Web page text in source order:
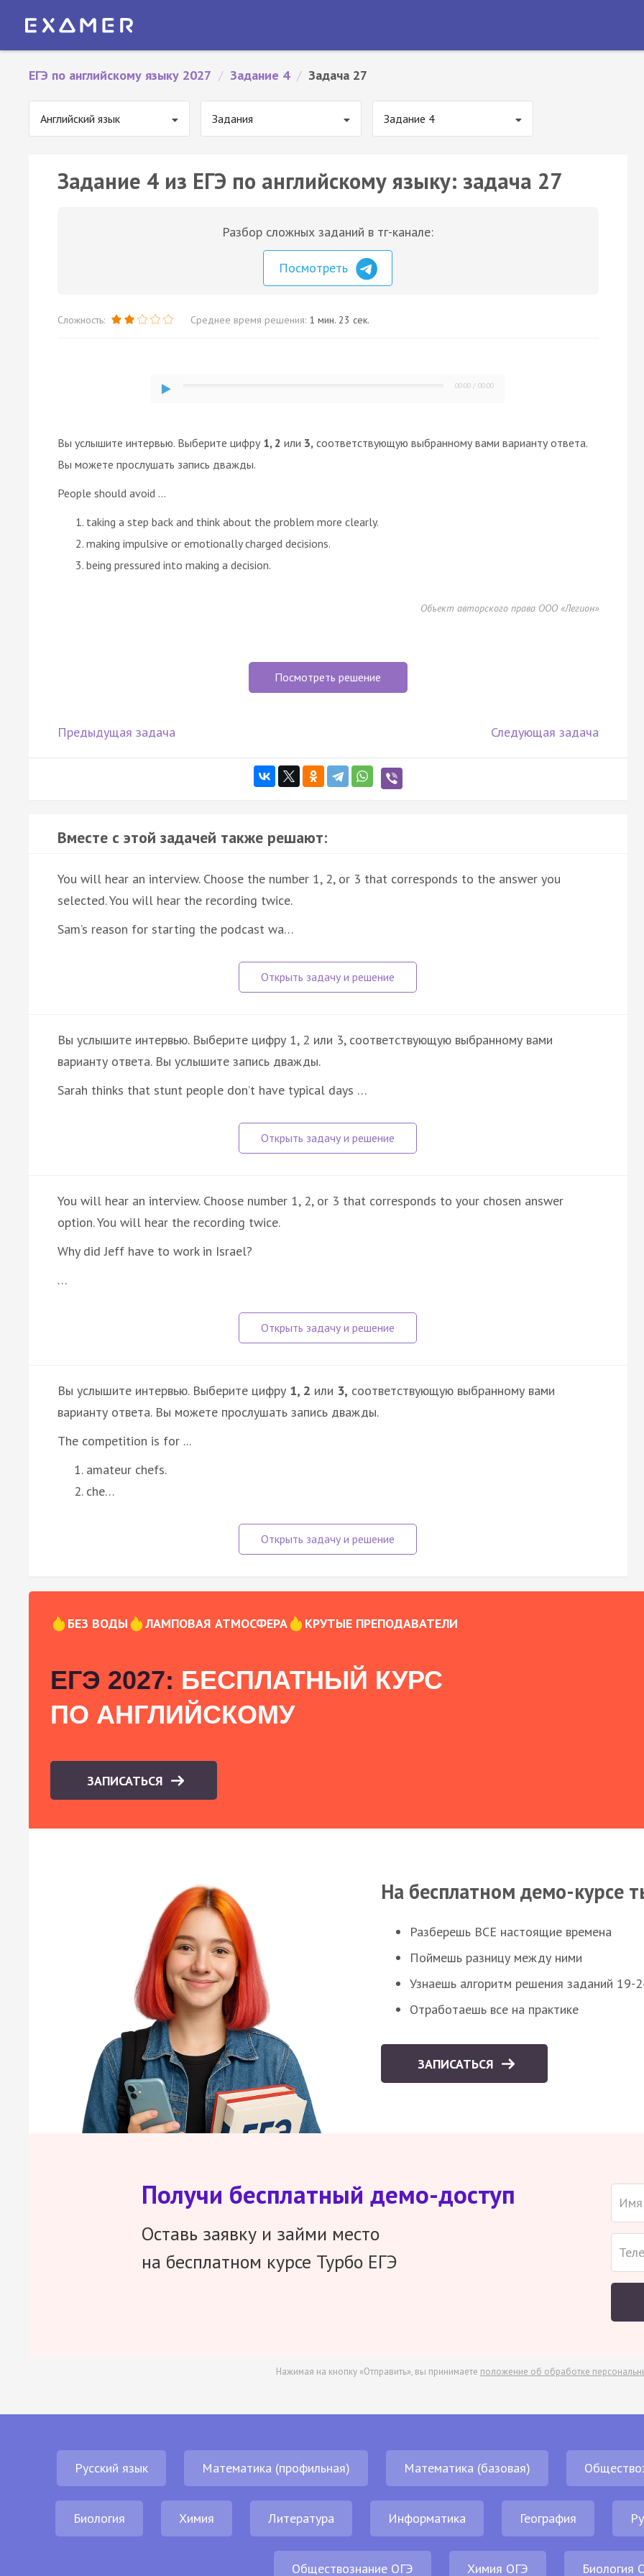
ЕГЭ по английскому языку 2027 / Задание 4 / Задача 27
Английский язык Задания Задание 4
Задание 4 из ЕГЭ по английскому языку: задача 27
Разбор сложных заданий в тг-канале:
Посмотреть
Сложность: Среднее время решения: 1 мин. 23 сек.
00:00 /00:00
Вы услышите интервью. Выберите цифру 1, 2 или 3, соответствующую выбранному вами варианту ответа.
Вы можете прослушать запись дважды.
People should avoid ...
taking a step back and think about the problem more clearly.
making impulsive or emotionally charged decisions.
being pressured into making a decision.
Объект авторского права ООО «Легион»
Посмотреть решение
Предыдущая задача Следующая задача
Вместе с этой задачей также решают:
You will hear an interview. Choose the number 1, 2, or 3 that corresponds to the answer you
selected. You will hear the recording twice.
Sam’s reason for starting the podcast wa…
Вы услышите интервью. Выберите цифру 1, 2 или 3, соответствующую выбранному вами
варианту ответа. Вы услышите запись дважды.
Sarah thinks that stunt people don’t have typical days …
You will hear an interview. Choose number 1, 2, or 3 that corresponds to your chosen answer
option. You will hear the recording twice.
Why did Jeff have to work in Israel?
…
Вы услышите интервью. Выберите цифру 1, 2 или 3, соответствующую выбранному вами
варианту ответа. Вы можете прослушать запись дважды.
The competition is for ...
amateur chefs.
che…
БЕЗ ВОДЫ ЛАМПОВАЯ АТМОСФЕРА КРУТЫЕ ПРЕПОДАВАТЕЛИ
ЕГЭ 2027: БЕСПЛАТНЫЙ КУРС
ПО АНГЛИЙСКОМУ
ЗАПИСАТЬСЯ
На бесплатном демо-курсе
Разберешь ВСЕ настоящие времена
Поймешь разницу между ними
Узнаешь алгоритм решения заданий 19-
Отработаешь все на практике
ЗАПИСАТЬСЯ
Получи бесплатный демо-доступ
Оставь заявку и займи место
на бесплатном курсе Турбо ЕГЭ
Нажимая на кнопку «Отправить», вы принимаете положение об обработке
Русский язык Математика (профильная) Математика (базовая)
Биология Химия Литература Информатика География
Обществознание ОГЭ Химия ОГЭ Биология